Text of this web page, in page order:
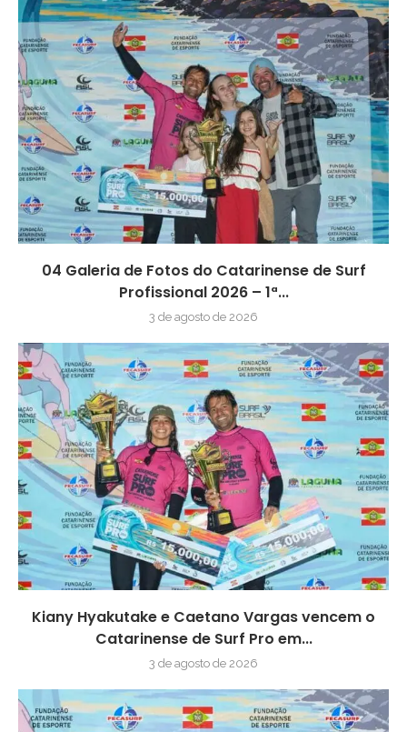
04 Galeria de Fotos do Catarinense de Surf
Profissional 2026 – 1ª...
3 de agosto de 2026
Kiany Hyakutake e Caetano Vargas vencem o
Catarinense de Surf Pro em...
3 de agosto de 2026